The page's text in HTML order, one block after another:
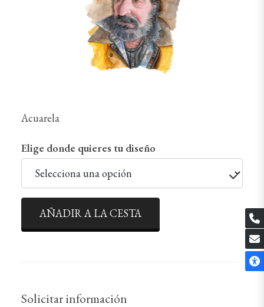
Acuarela
Elige donde quieres tu diseño
AÑADIR A LA CESTA
Solicitar información